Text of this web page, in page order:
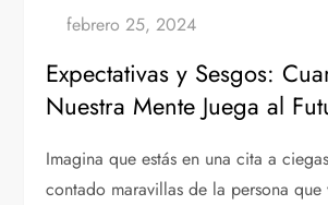
Expectativas y Sesgos:
Nuestra Mente Juega al
Imagina que estás en una cita a
contado maravillas de la persona que